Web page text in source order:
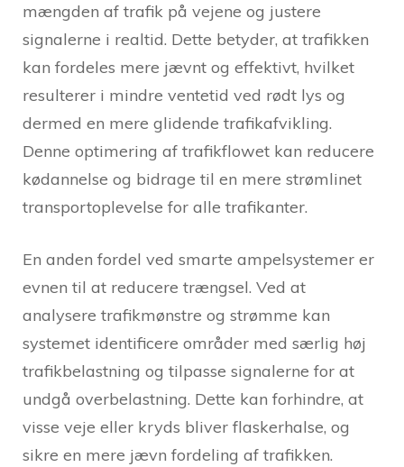
mængden af trafik på vejene og justere
signalerne i realtid. Dette betyder, at trafikken
kan fordeles mere jævnt og effektivt, hvilket
resulterer i mindre ventetid ved rødt lys og
dermed en mere glidende trafikafvikling.
Denne optimering af trafikflowet kan reducere
kødannelse og bidrage til en mere strømlinet
transportoplevelse for alle trafikanter.
En anden fordel ved smarte ampelsystemer er
evnen til at reducere trængsel. Ved at
analysere trafikmønstre og strømme kan
systemet identificere områder med særlig høj
trafikbelastning og tilpasse signalerne for at
undgå overbelastning. Dette kan forhindre, at
visse veje eller kryds bliver flaskerhalse, og
sikre en mere jævn fordeling af trafikken.